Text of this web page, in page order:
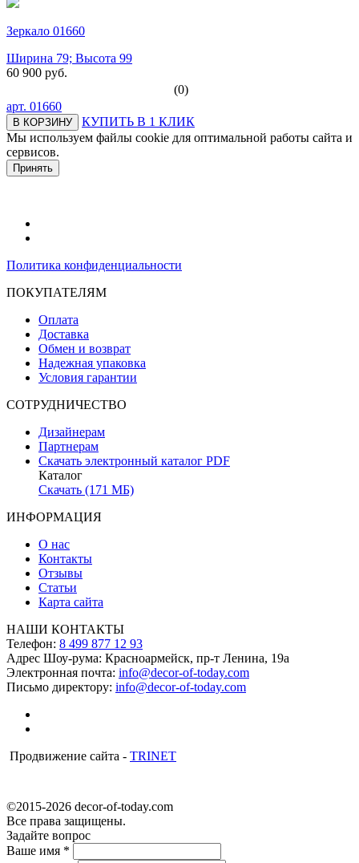
Зеркало 01660
Ширина 79; Высота 99
60 900 руб.
(0)
арт. 01660
В КОРЗИНУ
КУПИТЬ В 1 КЛИК
Мы используем файлы cookie для оптимальной работы сайта и
сервисов.
Принять
Политика конфиденциальности
ПОКУПАТЕЛЯМ
Оплата
Доставка
Обмен и возврат
Надежная упаковка
Условия гарантии
СОТРУДНИЧЕСТВО
Дизайнерам
Партнерам
Скачать электронный каталог PDF
Каталог
Скачать (171 МБ)
ИНФОРМАЦИЯ
О нас
Контакты
Отзывы
Статьи
Карта сайта
НАШИ КОНТАКТЫ
Телефон: 8 499 877 12 93
Адрес Шоу-рума: Красноармейск, пр-т Ленина, 19а
Электронная почта: info@decor-of-today.com
Письмо директору: info@decor-of-today.com
Продвижение сайта - TRINET
©2015-2026 decor-of-today.com
Все права защищены.
Задайте вопрос
Ваше имя *